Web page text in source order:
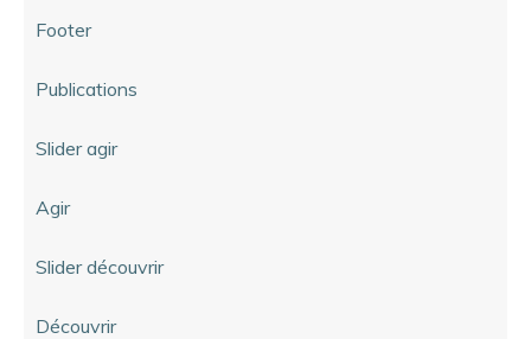
Footer
Publications
Slider agir
Agir
Slider découvrir
Découvrir